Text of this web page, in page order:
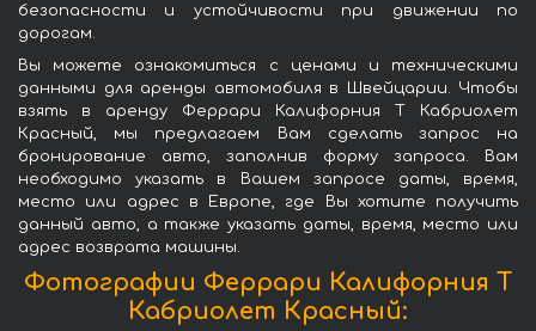
безопасности и устойчивости при движении по
дорогам.
Вы можете ознакомиться с ценами и техническими
данными для аренды автомобиля в Швейцарии. Чтобы
взять в аренду Феррари Калифорния Т Кабриолет
Красный, мы предлагаем Вам сделать запрос на
бронирование авто, заполнив форму запроса. Вам
необходимо указать в Вашем запросе даты, время,
место или адрес в Европе, где Вы хотите получить
данный авто, а также указать даты, время, место или
адрес возврата машины.
Фотографии Феррари Калифорния Т
Кабриолет Красный: